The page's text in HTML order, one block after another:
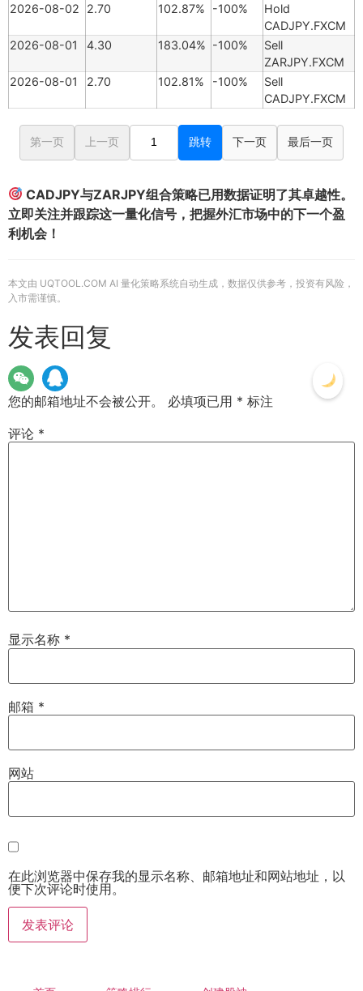
2026-08-02
2.70 102.87% -100%
Hold
CADJPY.FXCM
2026-08-01
4.30 183.04% -100%
Sell
ZARJPY.FXCM
2026-08-01
2.70 102.81% -100%
Sell
CADJPY.FXCM
第一页 上一页 跳转 下一页 最后一页
CADJPY与ZARJPY组合策略已用数据证明了其卓越性。
立即关注并跟踪这一量化信号，把握外汇市场中的下一个盈
利机会！
本文由 UQTOOL.COM AI 量化策略系统自动生成，数据仅供参考，投资有风险，
入市需谨慎。
发表回复
您的邮箱地址不会被公开。 必填项已用 * 标注
评论 *
显示名称 *
邮箱 *
网站
在此浏览器中保存我的显示名称、邮箱地址和网站地址，以
便下次评论时使用。